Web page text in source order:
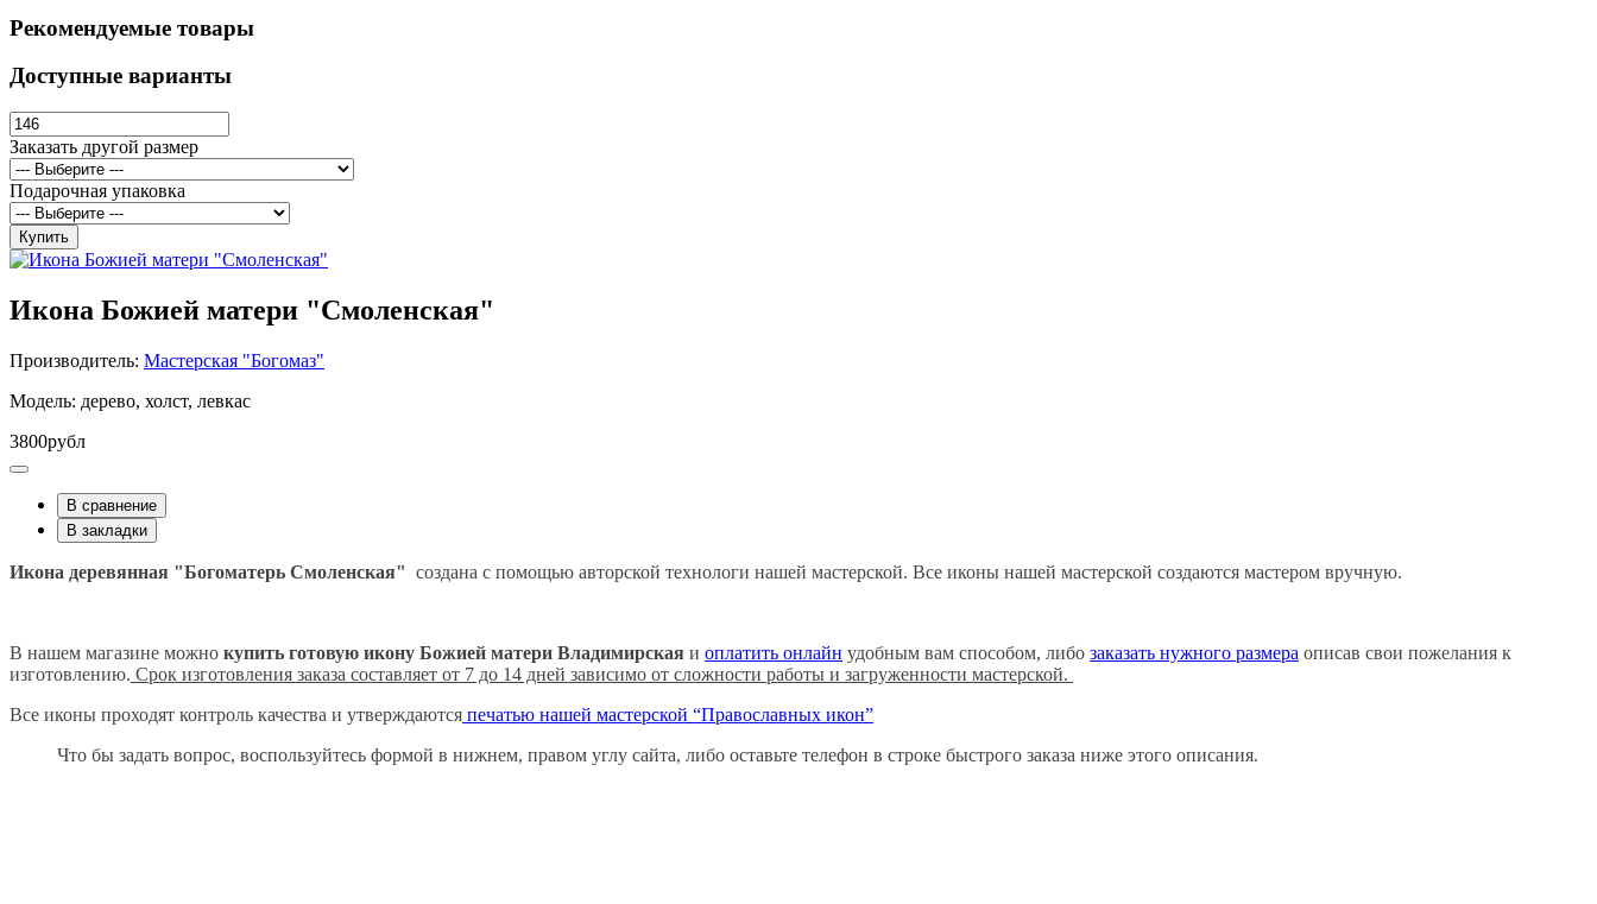
Рекомендуемые товары
Доступные варианты
Заказать другой размер
Подарочная упаковка
Купить
Икона Божией матери "Смоленская"
Производитель: Мастерская "Богомаз"
Модель: дерево, холст, левкас
3800рубл
В сравнение
В закладки
Икона деревянная "Богоматерь Смоленская" создана с помощью авторской технологи нашей мастерской. Все иконы нашей мастерской создаются мастером вручную.
В нашем магазине можно купить готовую икону Божией матери Владимирская и оплатить онлайн удобным вам способом, либо заказать нужного размера описав свои пожелания к
изготовлению. Срок изготовления заказа составляет от 7 до 14 дней зависимо от сложности работы и загруженности мастерской.
Все иконы проходят контроль качества и утверждаются печатью нашей мастерской “Православных икон”
Что бы задать вопрос, воспользуйтесь формой в нижнем, правом углу сайта, либо оставьте телефон в строке быстрого заказа ниже этого описания.